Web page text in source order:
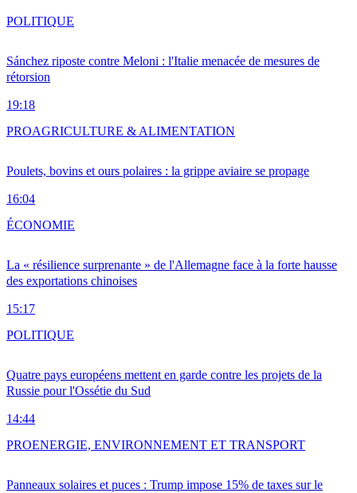
Sánchez riposte contre Meloni : l'Italie menacée de mesures de
rétorsion
19:18
POLITIQUE
Poulets, bovins et ours polaires : la grippe aviaire se propage
16:04
PROAGRICULTURE & ALIMENTATION
La « résilience surprenante » de l'Allemagne face à la forte hausse
des exportations chinoises
15:17
ÉCONOMIE
Quatre pays européens mettent en garde contre les projets de la
Russie pour l'Ossétie du Sud
14:44
POLITIQUE
Panneaux solaires et puces : Trump impose 15% de taxes sur le
PROENERGIE, ENVIRONNEMENT ET TRANSPORT